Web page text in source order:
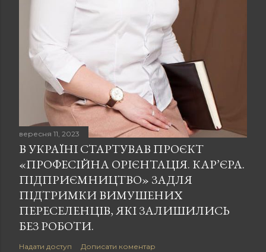
вересня 11, 2023
В УКРАЇНІ СТАРТУВАВ ПРОЄКТ
«ПРОФЕСІЙНА ОРІЄНТАЦІЯ. КАР’ЄРА.
ПІДПРИЄМНИЦТВО» ЗАДЛЯ
ПІДТРИМКИ ВИМУШЕНИХ
ПЕРЕСЕЛЕНЦІВ, ЯКІ ЗАЛИШИЛИСЬ
БЕЗ РОБОТИ.
Надати доступ Дописати коментар